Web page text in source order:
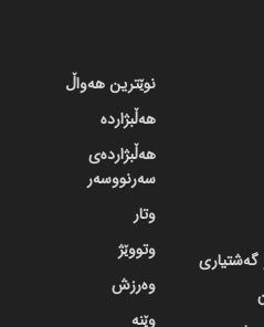
نوێترین هەواڵ
هەڵبژاردە
هەڵبژاردەی
سەرنووسەر
وتار
وتووێژ
وەرزش
وێنە